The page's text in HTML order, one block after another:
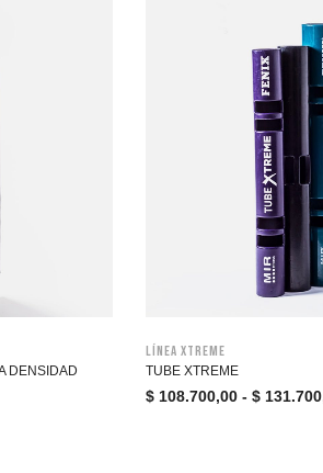
DENSIDAD
Línea Xtreme
TUBE XTREME
$ 108.700,00 - $